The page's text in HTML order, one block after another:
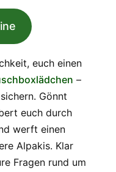
euch einen
–
Gönnt
euch durch
werft einen
Alpakis. Klar
Fragen rund um